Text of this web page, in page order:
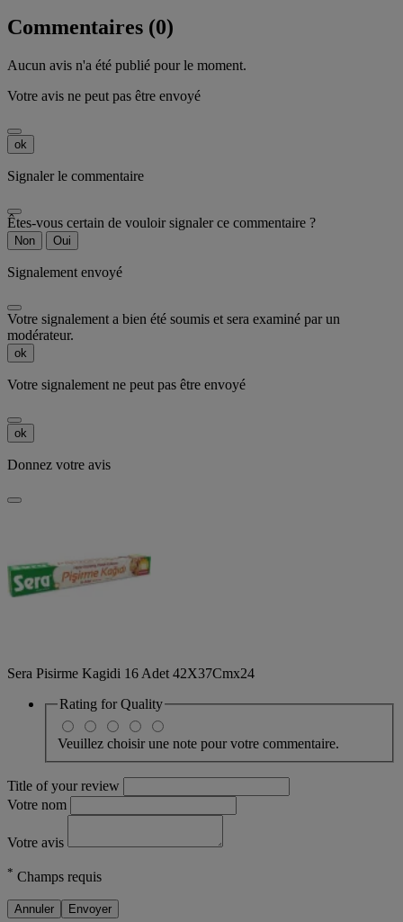
Commentaires (0)
Aucun avis n'a été publié pour le moment.
Votre avis ne peut pas être envoyé
ok
Signaler le commentaire
Êtes-vous certain de vouloir signaler ce commentaire ?
Non Oui
Signalement envoyé
Votre signalement a bien été soumis et sera examiné par un
modérateur.
ok
Votre signalement ne peut pas être envoyé
ok
Donnez votre avis
Sera Pisirme Kagidi 16 Adet 42X37Cmx24
Rating forQuality
Veuillez choisir une note pour votre commentaire.
Title of your review
Votre nom
Votre avis
* Champs requis
Annuler Envoyer